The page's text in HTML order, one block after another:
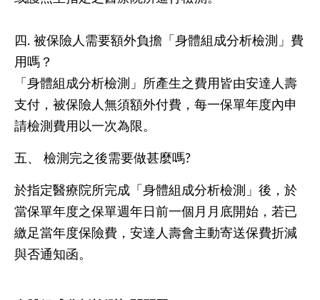
四. 被保險人需要額外負擔「身體組成分析檢測」費
用嗎？
「身體組成分析檢測」所產生之費用皆由安達人壽
支付，被保險人無須額外付費，每一保單年度內申
請檢測費用以一次為限。
五、 檢測完之後需要做甚麼嗎?
於指定醫療院所完成「身體組成分析檢測」後，於
當保單年度之保單週年日前一個月月底開始，若已
繳足當年度保險費，安達人壽會主動寄送保費折減
與否通知函。